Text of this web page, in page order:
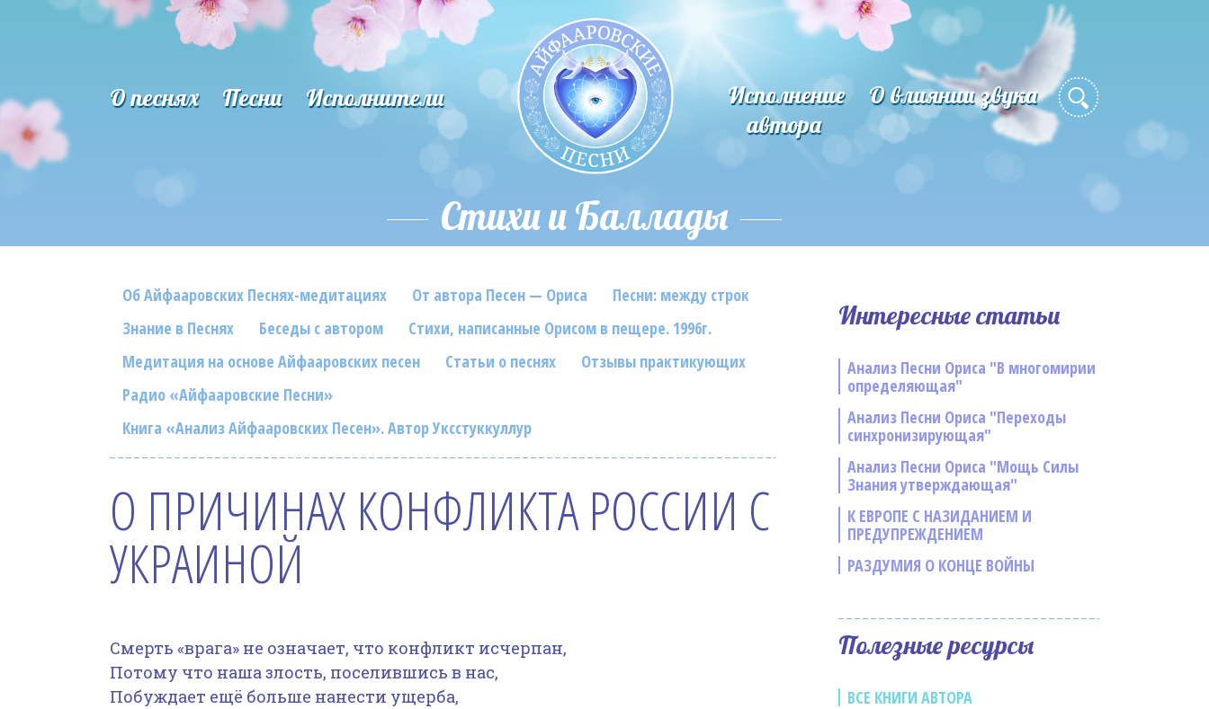
О песнях Песни Исполнители
Исполнение
автора
О влиянии звука
Стихи и Баллады
Об Айфааровских Песнях-медитациях От автора Песен — Ориса
Песни: между строк
Знание в Песнях
Беседы с автором
Стихи, написанные Орисом в пещере. 1996г.
Медитация на основе Айфааровских песен
Статьи о песнях
Отзывы практикующих
Радио «Айфааровские Песни»
Книга «Анализ Айфааровских Песен». Автор Уксстуккуллур
О ПРИЧИНАХ КОНФЛИКТА РОССИИ С
УКРАИНОЙ
Смерть «врага» не означает, что конфликт исчерпан,
Потому что наша злость, поселившись в нас,
Побуждает ещё больше нанести ущерба,
Интересные статьи
Анализ Песни Ориса "В многомирии
определяющая"
Анализ Песни Ориса "Переходы
синхронизирующая"
Анализ Песни Ориса "Мощь Силы
Знания утверждающая"
К ЕВРОПЕ С НАЗИДАНИЕМ И
ПРЕДУПРЕЖДЕНИЕМ
РАЗДУМИЯ О КОНЦЕ ВОЙНЫ
Полезные ресурсы
ВСЕ КНИГИ АВТОРА